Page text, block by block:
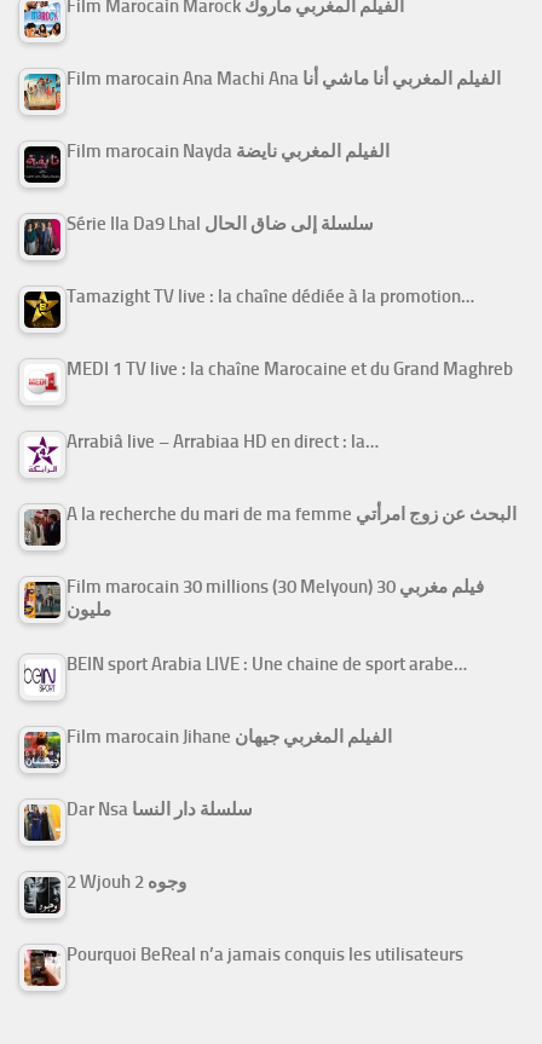
Film Marocain Marock الفيلم المغربي ماروك
Film marocain Ana Machi Ana الفيلم المغربي أنا ماشي أنا
Film marocain Nayda الفيلم المغربي نايضة
Série Ila Da9 Lhal سلسلة إلى ضاق الحال
Tamazight TV live : la chaîne dédiée à la promotion…
MEDI 1 TV live : la chaîne Marocaine et du Grand Maghreb
Arrabiâ live – Arrabiaa HD en direct : la…
A la recherche du mari de ma femme البحث عن زوج امرأتي
Film marocain 30 millions (30 Melyoun) فيلم مغربي 30
مليون
BEIN sport Arabia LIVE : Une chaine de sport arabe…
Film marocain Jihane الفيلم المغربي جيهان
Dar Nsa سلسلة دار النسا
2 Wjouh 2 وجوه
Pourquoi BeReal n’a jamais conquis les utilisateurs